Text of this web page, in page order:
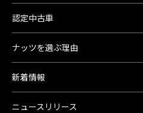
認定中古車
ナッツを選ぶ理由
新着情報
ニュースリリース